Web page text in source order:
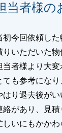
当者様の
初今回依頼し
りいただいた物
当者様より大
ても参考になり
はり退去後が
絡があり、見
しいにもかか